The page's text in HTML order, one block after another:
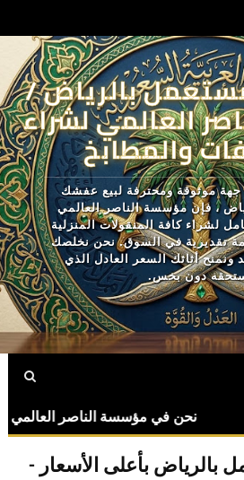
بالرياض /
العالمي لشراء
والمطابخ
موثوقة ومحترفة لبيع عفشك
، فإن مؤسسة الناصر العالمي
لشراء كافة المنقولات المنزلية
تقديرية في السوق. نحن نخلصك
ونمنح أثاثك السعر العادل الذي
دون بخس.
بالرياض بأعلى الأسعار -